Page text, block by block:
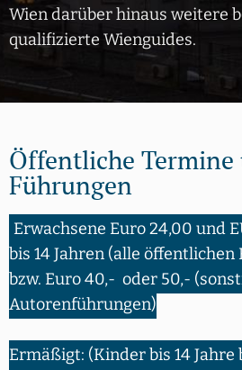
Wien darüber hinaus weitere
qualifizierte Wienguides.
Öffentliche Termine
Führungen
Erwachsene Euro 24,00 und
bis 14 Jahren (alle öffentlichen
bzw. Euro 40,- oder 50,-
Autorenführungen)
Ermäßigt: (Kinder bis 14 Jahre